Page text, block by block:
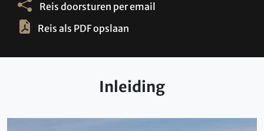
Reis doorsturen per email
Reis als PDF opslaan
Inleiding